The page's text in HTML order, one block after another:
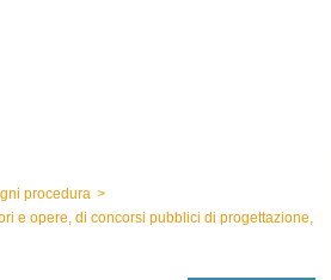
procedura >
e opere, di concorsi pubblici di progettazione,